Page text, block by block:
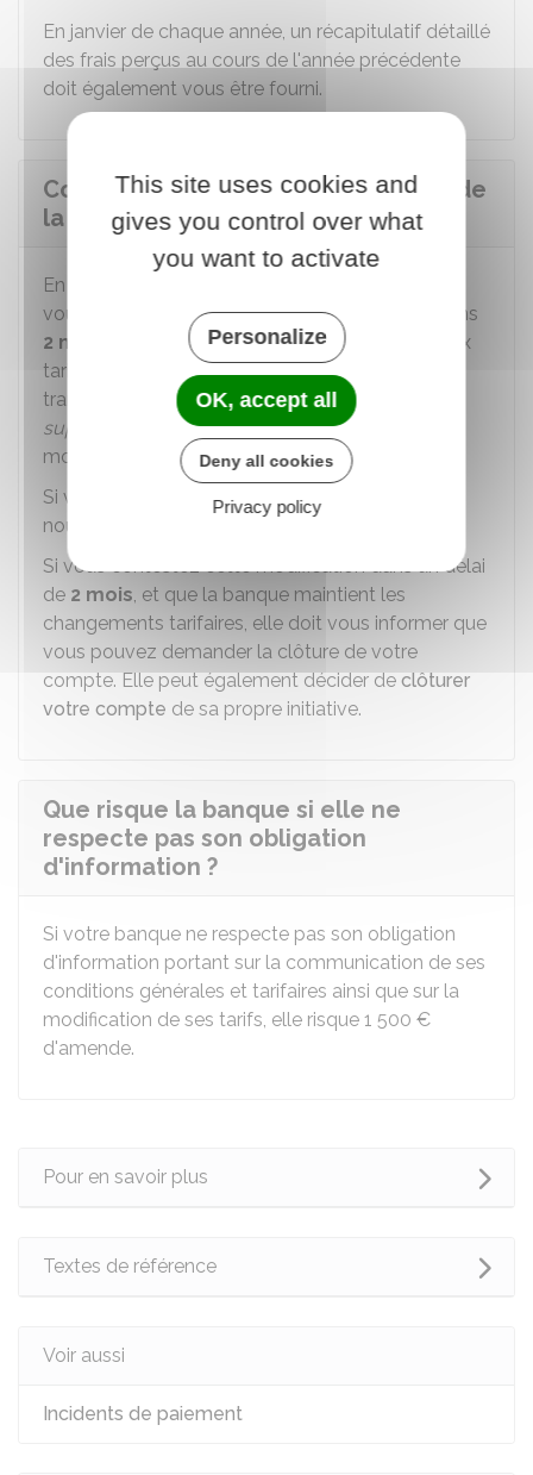
En janvier de chaque année, un récapitulatif détaillé
des frais perçus au cours de l'année précédente
doit également vous être fourni.
Comment les clients sont informés de
la modification des tarifs ?
En cas de changement des tarifs, la banque doit
vous communiquer la plaquette tarifaire au moins
2 mois
avant la date d'application des nouveaux
tarifs. La nouvelle plaquette peut vous être
transmise sur support papier ou sur un autre
support durable. La banque doit également
modifier la
convention de compte .
Si vous ne contestez pas ces changements, les
nouveaux tarifs sont considérés acceptés.
Si vous contestez cette modification dans un délai
de 2 mois, et que la banque maintient les
changements tarifaires, elle doit vous informer que
vous pouvez demander la clôture de votre
compte. Elle peut également décider declôturer
votre compte de sa propre initiative.
Que risque la banque si elle ne
respecte pas son obligation
d'information ?
Si votre banque ne respecte pas son obligation
d'information portant sur la communication de ses
conditions générales et tarifaires ainsi que sur la
modification de ses tarifs, elle risque 1 500 €
d'amende.
Pour en savoir plus
Textes de référence
Voir aussi
Incidents de paiement
This site uses cookies and
gives you control over what
you want to activate
Personalize
OK, accept all
Deny all cookies
Privacy policy